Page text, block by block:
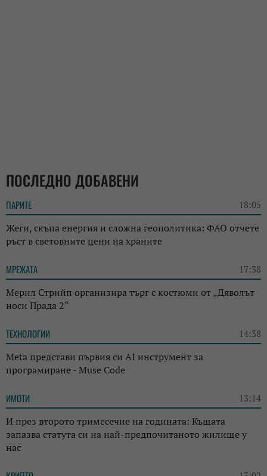
ПОСЛЕДНО ДОБАВЕНИ
ПАРИТЕ 18:05
Жеги, скъпа енергия и сложна геополитика: ФАО отчете
ръст в световните цени на храните
МРЕЖАТА 17:38
Мерил Стрийп организира търг с костюми от „Дяволът
носи Прада 2“
ТЕХНОЛОГИИ 14:38
Meta представи първия си AI инструмент за
програмиране - Muse Code
ИМОТИ 13:14
И през второто тримесечие на годината: Къщата
запазва статута си на най-предпочитаното жилище у
нас